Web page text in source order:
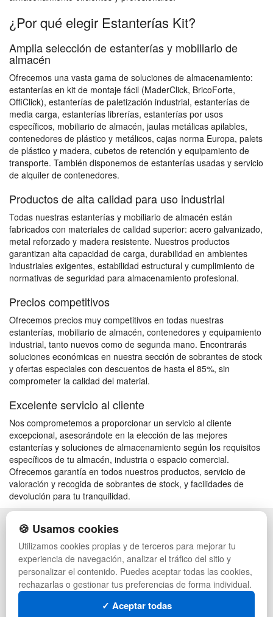
¿Por qué elegir Estanterías Kit?
Amplia selección de estanterías y mobiliario de
almacén
Ofrecemos una vasta gama de soluciones de almacenamiento:
estanterías en kit de montaje fácil (MaderClick, BricoForte,
OffiClick), estanterías de paletización industrial, estanterías de
media carga, estanterías librerías, estanterías por usos
específicos, mobiliario de almacén, jaulas metálicas apilables,
contenedores de plástico y metálicos, cajas norma Europa, palets
de plástico y madera, cubetos de retención y equipamiento de
transporte. También disponemos de estanterías usadas y servicio
de alquiler de contenedores.
Productos de alta calidad para uso industrial
Todas nuestras estanterías y mobiliario de almacén están
fabricados con materiales de calidad superior: acero galvanizado,
metal reforzado y madera resistente. Nuestros productos
garantizan alta capacidad de carga, durabilidad en ambientes
industriales exigentes, estabilidad estructural y cumplimiento de
normativas de seguridad para almacenamiento profesional.
Precios competitivos
Ofrecemos precios muy competitivos en todas nuestras
estanterías, mobiliario de almacén, contenedores y equipamiento
industrial, tanto nuevos como de segunda mano. Encontrarás
soluciones económicas en nuestra sección de sobrantes de stock
y ofertas especiales con descuentos de hasta el 85%, sin
comprometer la calidad del material.
Excelente servicio al cliente
Nos comprometemos a proporcionar un servicio al cliente
excepcional, asesorándote en la elección de las mejores
estanterías y soluciones de almacenamiento según los requisitos
específicos de tu almacén, industria o espacio comercial.
Ofrecemos garantía en todos nuestros productos, servicio de
valoración y recogida de sobrantes de stock, y facilidades de
devolución para tu tranquilidad.
POLÍTICA DE PRIVACIDAD
CONDICIONES DE USO
CAMBIOS Y DEVOLUCIONES
CONTACTO
QUIENES SOMOS
MAPA WEB
PREGUNTAS FRECUENTES
PALETS DE PLÁSTICO
MANUTENCIÓN
GESTIÓN DE RESIDUOS
PALETS
CONTENEDORES DE PLÁSTICO
LIQUIDACIÓN Y SOBRANTES
🍪 Usamos cookies
Utilizamos cookies propias y de terceros para mejorar tu
experiencia de navegación, analizar el tráfico del sitio y
personalizar el contenido. Puedes aceptar todas las cookies,
rechazarlas o gestionar tus preferencias de forma individual.
✓ Aceptar todas